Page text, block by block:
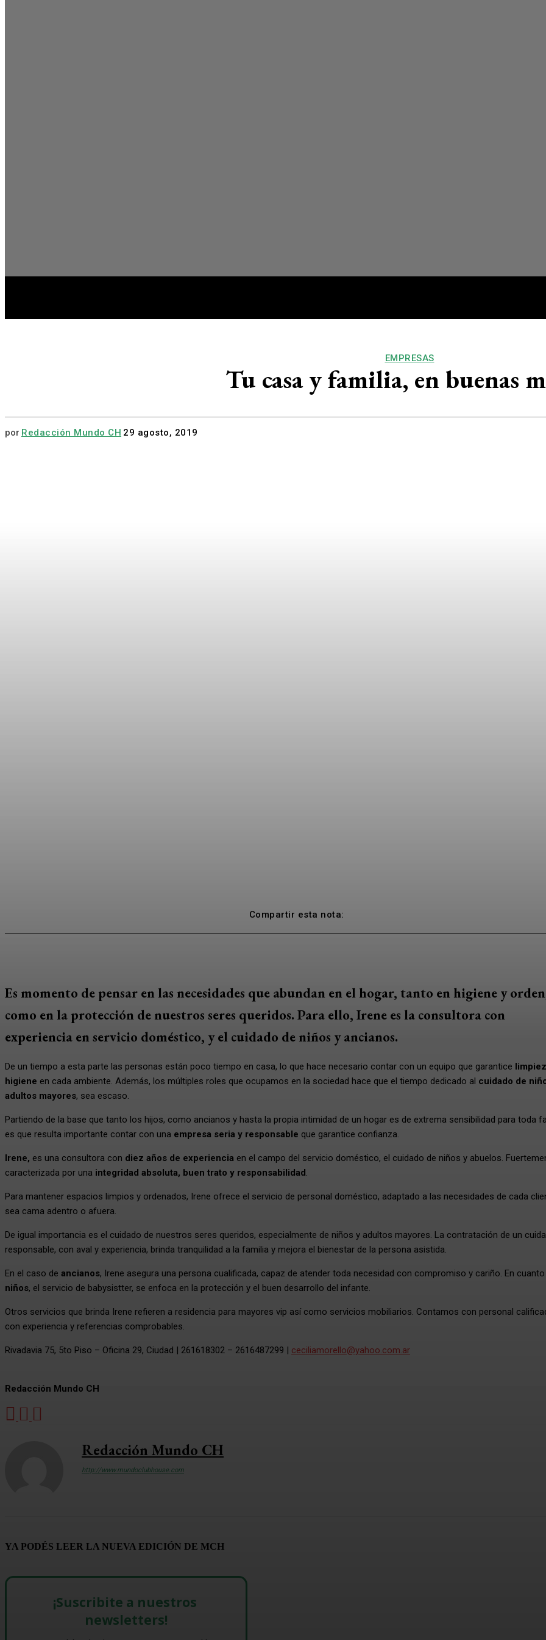
Es momento de pensar en las necesidades que abundan en el hogar, tanto en higiene y
como en la protección de nuestros seres queridos. Para ello, Irene es la consultora con
experiencia en servicio doméstico, y el cuidado de niños y ancianos.
De un tiempo a esta parte las personas están poco tiempo en casa, lo que hace necesario contar con un equipo que garantice
higiene en cada ambiente. Además, los múltiples roles que ocupamos en la sociedad hace que el tiempo dedicado al cuidado de
adultos mayores, sea escaso.
Partiendo de la base que tanto los hijos, como ancianos y hasta la propia intimidad de un hogar es de extrema sensibilidad para toda
es que resulta importante contar con una empresa seria y responsable que garantice confianza.
Irene, es una consultora con diez años de experiencia en el campo del servicio doméstico, el cuidado de niños y abuelos.
caracterizada por una integridad absoluta, buen trato y responsabilidad
Para mantener espacios limpios y ordenados, Irene ofrece el servicio de personal doméstico, adaptado a las necesidades de cada
sea cama adentro o afuera.
De igual importancia es el cuidado de nuestros seres queridos, especialmente de niños y adultos mayores. La contratación de un
responsable, con aval y experiencia, brinda tranquilidad a la familia y mejora el bienestar de la persona asistida.
En el caso de ancianos, Irene asegura una persona cualificada, capaz de atender toda necesidad con compromiso y cariño. En cuanto
niños, el servicio de babysistter, se enfoca en la protección y el buen desarrollo del infante.
Otros servicios que brinda Irene refieren a residencia para mayores vip así como servicios mobiliarios. Contamos con personal
con experiencia y referencias comprobables.
Rivadavia 75, 5to Piso – Oficina 29, Ciudad | 261618302 – 2616487299 | ceciliamorello@yahoo.com.ar
Redacción Mundo CH
Redacción Mundo CH
http://www.mundoclubhouse.com
YA PODÉS LEER LA NUEVA EDICIÓN DE MCH
¡Suscribite a nuestros
newsletters!
EMPRESAS
Tu casa y familia, en buenas
por Redacción Mundo CH 29 agosto, 2019
Compartir esta nota: